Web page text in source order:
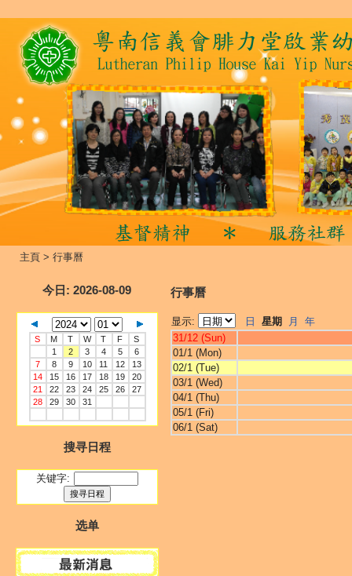
主頁 > 行事曆
今日 : 2026-08-09
S M T W T F
S
1
2 3 4 5
6
7
8 9 10 11 12
13
14
15 16 17 18 19
20
21
22 23 24 25 26
27
28
29 30 31
搜寻日程
关键字:
选单
行事曆
显示: 日 星期 月
年
31/12 (Sun)
01/1 (Mon)
02/1 (Tue)
03/1 (Wed)
04/1 (Thu)
05/1 (Fri)
06/1 (Sat)